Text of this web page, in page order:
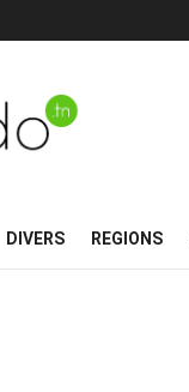
DIVERS REGIONS